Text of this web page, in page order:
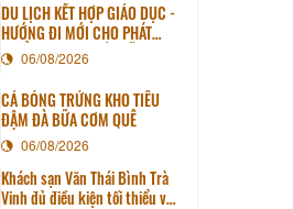
DU LỊCH KẾT HỢP GIÁO DỤC -
HƯỚNG ĐI MỚI CHO PHÁT
TRIỂN DU LỊCH BỀN VỮNG
06/08/2026
CÁ BÓNG TRỨNG KHO TIÊU
ĐẬM ĐÀ BỮA CƠM QUÊ
06/08/2026
Khách sạn Văn Thái Bình Trà
Vinh đủ điều kiện tối thiểu về